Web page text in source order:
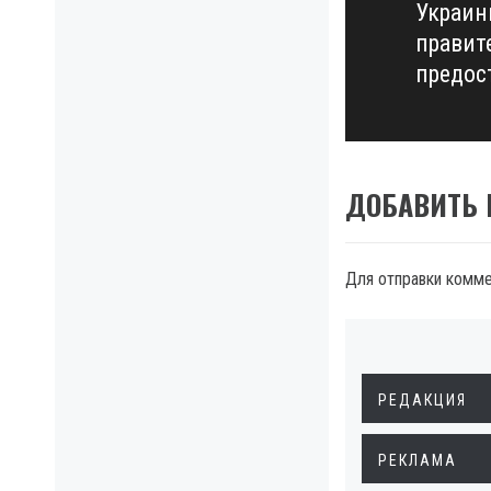
Next
post:
ДОБАВИТЬ
Для отправки
РЕДАКЦИЯ
РЕКЛАМА